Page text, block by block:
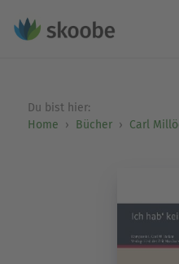
Du bist hier:
Home
Bücher Carl